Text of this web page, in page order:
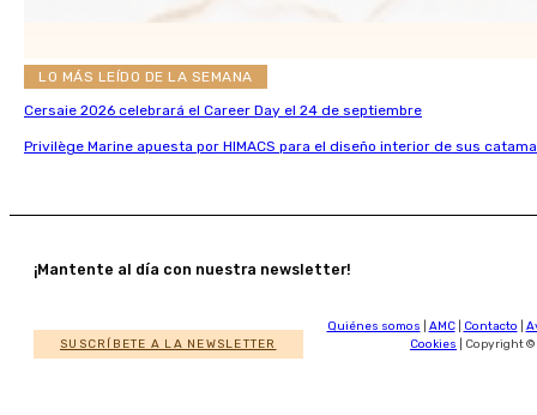
LO MÁS LEÍDO DE LA SEMANA
Cersaie 2026 celebrará el Career Day el 24 de septiembre
Privilège Marine apuesta por HIMACS para el diseño interior de sus
¡Mantente al día con nuestra newsletter!
SUSCRÍBETE A LA NEWSLETTER
Quiénes somos AMC| Contacto
Cookies | Copyright